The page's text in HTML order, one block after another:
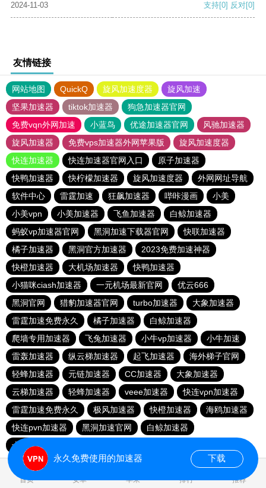
2024-11-03 支持[0] 反对[0]
友情链接
网站地图 QuickQ 旋风加速度器
旋风加速
坚果加速器
tiktok加速器
狗急加速器官网
免费vqn外网加速
小蓝鸟 优途加速器官网
风驰加速器
旋风加速器
免费vps加速器外网苹果版
旋风加速度器
快连加速器
快连加速器官网入口
原子加速器
快鸭加速器
快柠檬加速器 旋风加速度器
外网网址导航
软件中心
雷霆加速 狂飙加速器 哔咔漫画
小美
小美vpn
小美加速器 飞鱼加速器
白鲸加速器
蚂蚁vp加速器官网
黑洞加速下载器官网
快联加速器
橘子加速器
黑洞官方加速器
2023免费加速神器
快橙加速器
大机场加速器
快鸭加速器
小猫咪ciash加速器
一元机场最新官网
优云666
黑洞官网
猎豹加速器官网 turbo加速器
大象加速器
雷霆加速免费永久
橘子加速器
白鲸加速器
爬墙专用加速器
飞兔加速器 小牛vp加速器
小牛加速
雷轰加速器
纵云梯加速器 起飞加速器
海外梯子官网
轻蜂加速器
元链加速器 CC加速器
大象加速器
云梯加速器
轻蜂加速器 veee加速器
快连vρn加速器
雷霆加速免费永久
极风加速器 快橙加速器
海鸥加速器
快连pvn加速器
黑洞加速官网
白鲸加速器
十大免费网络加速神器
首页 安卓 苹果 排行 推荐
永久免费使用的加速器 下载
0.197102s